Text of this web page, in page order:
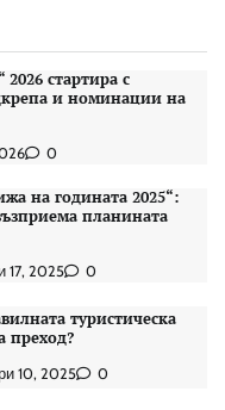
стартира с
и номинации на
0
на годината 2025“:
планината
17, 2025 0
туристическа
преход?
10, 2025 0